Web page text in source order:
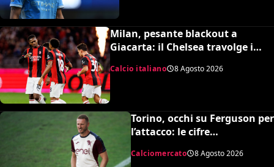
Milan, pesante blackout a
Giacarta: il Chelsea travolge i
rossoneri 3-0 in amichevole
Calcio italiano 8 Agosto 2026
Torino, occhi su Ferguson per
l’attacco: le cifre
Calciomercato 8 Agosto 2026